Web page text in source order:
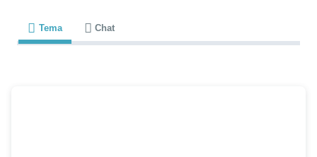
Tema Chat